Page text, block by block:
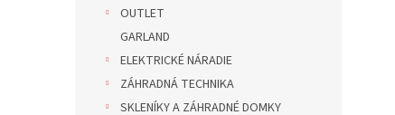
OUTLET
GARLAND
ELEKTRICKÉ NÁRADIE
ZÁHRADNÁ TECHNIKA
SKLENÍKY A ZÁHRADNÉ DOMKY